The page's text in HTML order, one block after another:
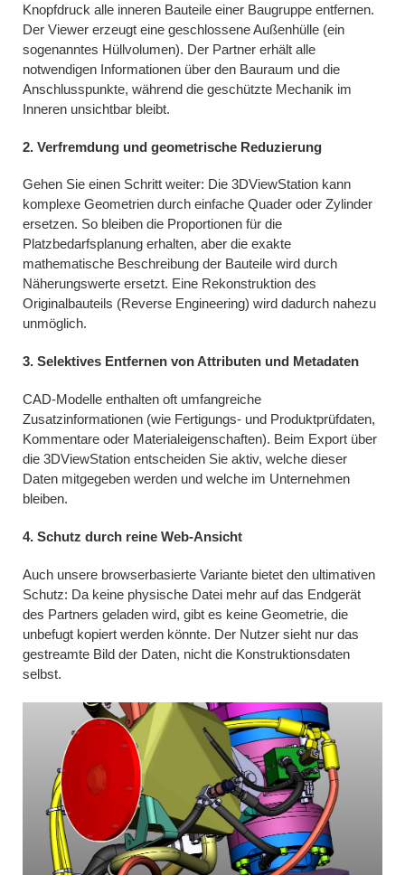
Knopfdruck alle inneren Bauteile einer Baugruppe entfernen.
Der Viewer erzeugt eine geschlossene Außenhülle (ein
sogenanntes Hüllvolumen). Der Partner erhält alle
notwendigen Informationen über den Bauraum und die
Anschlusspunkte, während die geschützte Mechanik im
Inneren unsichtbar bleibt.
2. Verfremdung und geometrische Reduzierung
Gehen Sie einen Schritt weiter: Die 3DViewStation kann
komplexe Geometrien durch einfache Quader oder Zylinder
ersetzen. So bleiben die Proportionen für die
Platzbedarfsplanung erhalten, aber die exakte
mathematische Beschreibung der Bauteile wird durch
Näherungswerte ersetzt. Eine Rekonstruktion des
Originalbauteils (Reverse Engineering) wird dadurch nahezu
unmöglich.
3. Selektives Entfernen von Attributen und Metadaten
CAD-Modelle enthalten oft umfangreiche
Zusatzinformationen (wie Fertigungs- und Produktprüfdaten,
Kommentare oder Materialeigenschaften). Beim Export über
die 3DViewStation entscheiden Sie aktiv, welche dieser
Daten mitgegeben werden und welche im Unternehmen
bleiben.
4. Schutz durch reine Web-Ansicht
Auch unsere browserbasierte Variante bietet den ultimativen
Schutz: Da keine physische Datei mehr auf das Endgerät
des Partners geladen wird, gibt es keine Geometrie, die
unbefugt kopiert werden könnte. Der Nutzer sieht nur das
gestreamte Bild der Daten, nicht die Konstruktionsdaten
selbst.